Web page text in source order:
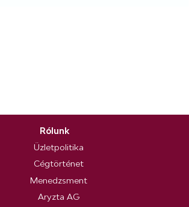
Rólunk
Üzletpolitika
Cégtörténet
Menedzsment
Aryzta AG